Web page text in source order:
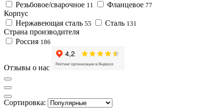
Резьбовое/сварочное 11 Фланцевое 77
Корпус
Нержавеющая сталь 55 Сталь 131
Страна производителя
Россия 186
Отзывы о нас
Сортировка: